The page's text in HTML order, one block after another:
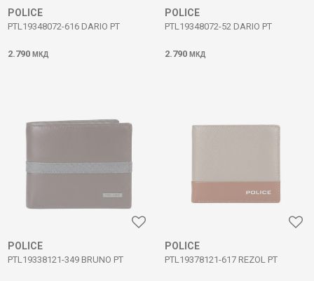
POLICE
PTL19348072-616 DARIO PT
2.790 МКД
POLICE
PTL19348072-52 DARIO PT
2.790 МКД
POLICE
PTL19338121-349 BRUNO PT
POLICE
PTL19378121-617 REZOL PT